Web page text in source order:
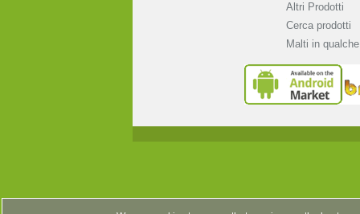
Altri Prodotti
Cerca prodotti
Malti in